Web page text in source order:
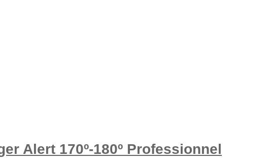
Alert 170º-180º Professionnel